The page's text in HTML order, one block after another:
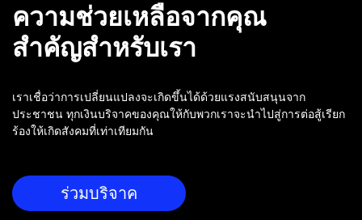
ความช่วยเหลือจากคุณ
สำคัญสำหรับเรา
เราเชื่อว่าการเปลี่ยนแปลงจะเกิดขึ้นได้ด้วยแรงสนับสนุนจาก
ประชาชน ทุกเงินบริจาคของคุณให้กับพวกเราจะนำไปสู่การต่อสู้เรียก
ร้องให้เกิดสังคมที่เท่าเทียมกัน
ร่วมบริจาค